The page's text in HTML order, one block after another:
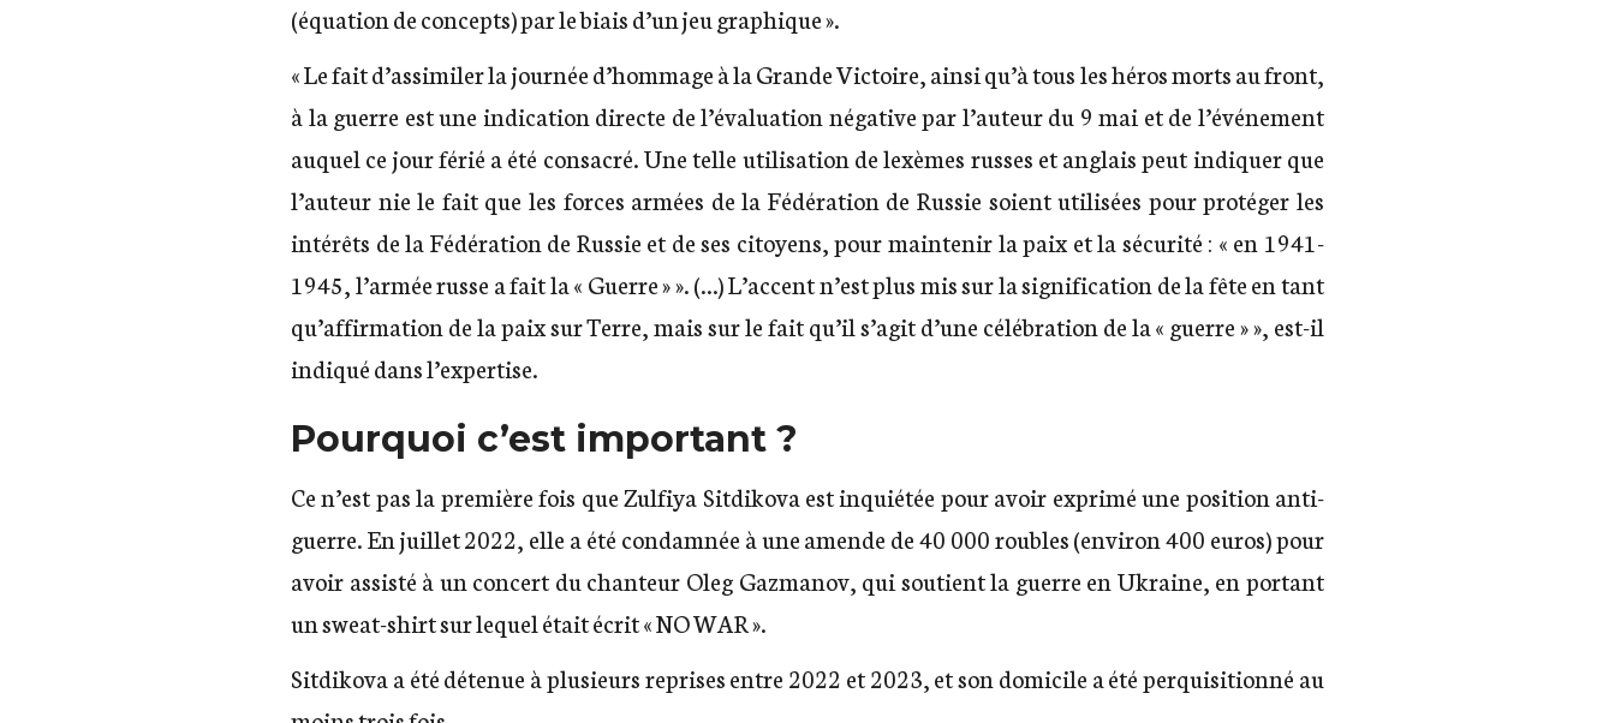
(équation de concepts) par le biais d’un jeu graphique ».
« Le fait d’assimiler la journée d’hommage à la Grande Victoire, ainsi qu’à tous les héros morts au front,
à la guerre est une indication directe de l’évaluation négative par l’auteur du 9 mai et de l’événement
auquel ce jour férié a été consacré. Une telle utilisation de lexèmes russes et anglais peut indiquer que
l’auteur nie le fait que les forces armées de la Fédération de Russie soient utilisées pour protéger les
intérêts de la Fédération de Russie et de ses citoyens, pour maintenir la paix et la sécurité : « en 1941-
1945, l’armée russe a fait la « Guerre » ». (…) L’accent n’est plus mis sur la signification de la fête en tant
qu’affirmation de la paix sur Terre, mais sur le fait qu’il s’agit d’une célébration de la « guerre » », est-il
indiqué dans l’expertise.
Pourquoi c’est important ?
Ce n’est pas la première fois que Zulfiya Sitdikova est inquiétée pour avoir exprimé une position anti-
guerre. En juillet 2022, elle a été condamnée à une amende de 40 000 roubles (environ 400 euros) pour
avoir assisté à un concert du chanteur Oleg Gazmanov, qui soutient la guerre en Ukraine, en portant
un sweat-shirt sur lequel était écrit « NO WAR ».
Sitdikova a été détenue à plusieurs reprises entre 2022 et 2023, et son domicile a été perquisitionné au